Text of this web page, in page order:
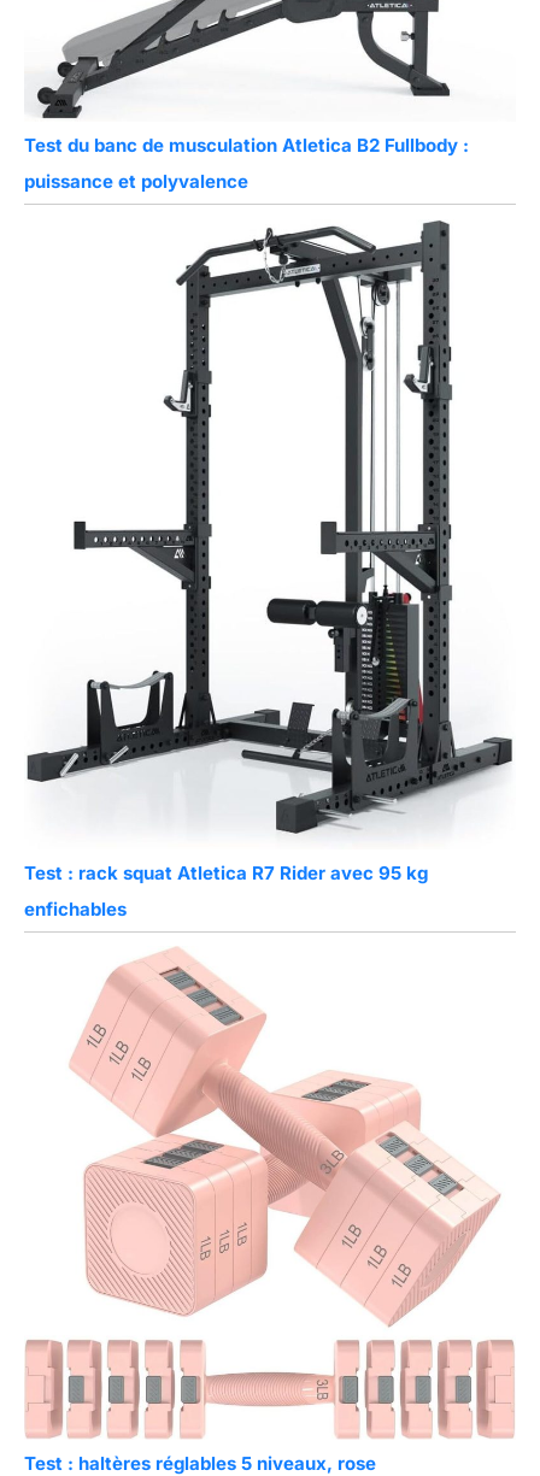
Test du banc de musculation Atletica B2 Fullbody :
puissance et polyvalence
Test : rack squat Atletica R7 Rider avec 95 kg
enfichables
Test : haltères réglables 5 niveaux, rose